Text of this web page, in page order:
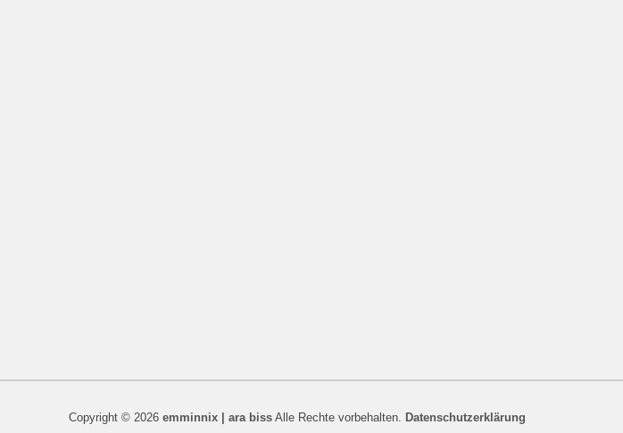
Copyright © 2026 emminnix | ara biss Alle Rechte vorbehalten. Datenschutzerklärung